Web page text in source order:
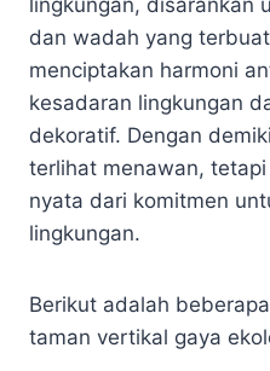
lingkungan, disarankan
dan wadah yang
menciptakan harmoni
kesadaran lingkungan
dekoratif. Dengan
terlihat menawan,
nyata dari komitmen
lingkungan.
Berikut adalah
taman vertikal gaya